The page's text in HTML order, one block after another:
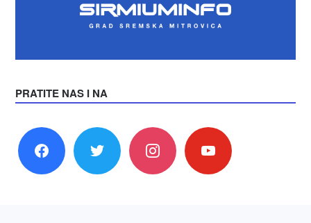
PRATITE NAS I NA
facebook twitter instagram youtube